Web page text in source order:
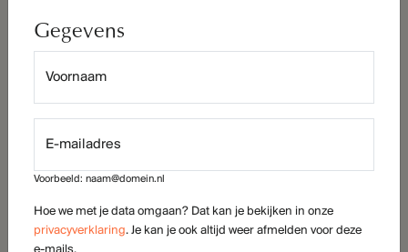
Daphne loopt nog een rondje met de hond en Koert haalt
kleindochter Jip op uit school. Ze zit op de Spoorzoeker,
hier vlakbij.
18.00
de Veestallen. Ze zitten aan hun vaste tafeltje aan het
raam, met uitzicht op het industriële erfgoed van de